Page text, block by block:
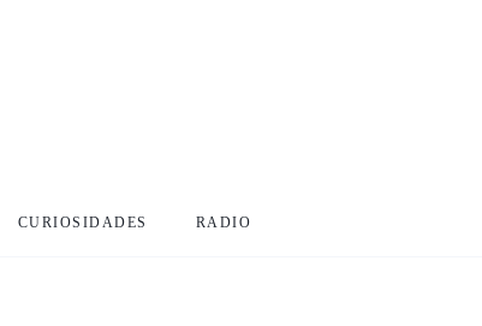
CURIOSIDADES RADIO